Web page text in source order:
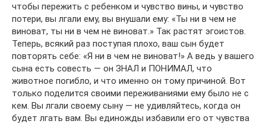
чтобы пережить с ребенком и чувство вины, и чувство
потери, вы лгали ему, вы внушали ему: «Ты ни в чем не
виноват, ты ни в чем не виноват.» Так растят эгоистов.
Теперь, всякий раз поступая плохо, ваш сын будет
повторять себе: «Я ни в чем не виноват!» А ведь у вашего
сына есть совесть — он ЗНАЛ и ПОНИМАЛ, что
животное погибло, и что именно он тому причиной. Вот
только поделится своими переживаниями ему было не с
кем. Вы лгали своему сыну — не удивляйтесь, когда он
будет лгать вам. Вы единожды избавили его от чувства